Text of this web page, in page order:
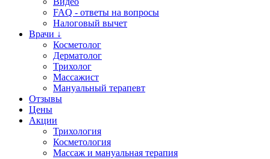
FAQ - ответы на вопросы
Налоговый вычет
Врачи ↓
Косметолог
Дерматолог
Трихолог
Массажист
Мануальный терапевт
Отзывы
Цены
Акции
Трихология
Косметология
Массаж и мануальная терапия